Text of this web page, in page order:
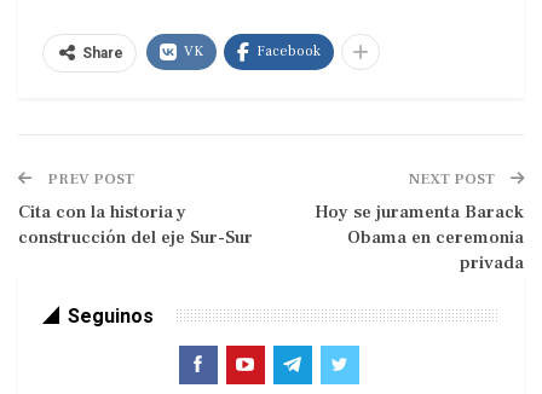
«No existe una política hacia China. No existe una
estrategia que haga justicia a la importancia de
Share VK Facebook
PREV POST
Cita con la historia y
construcción del eje Sur-Sur
NEXT POST
Hoy se juramenta Barack
Obama en ceremonia
privada
Seguinos